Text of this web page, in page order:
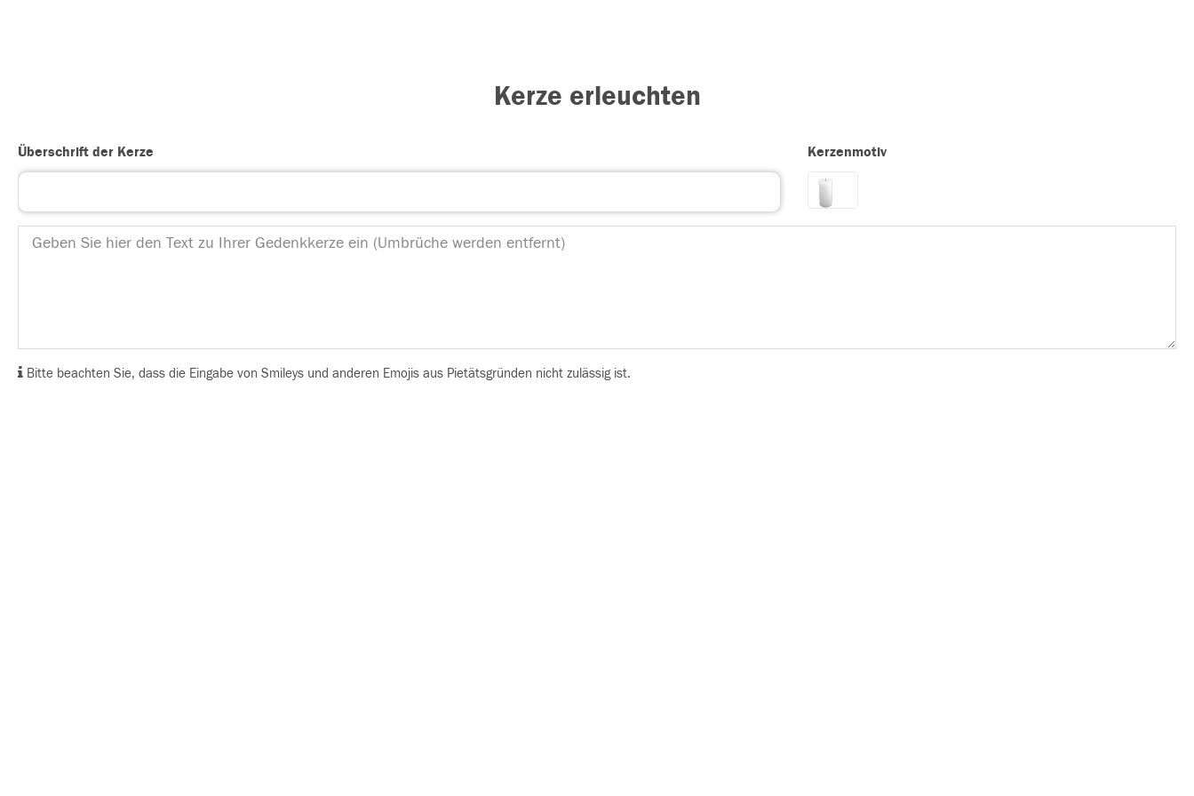
Kerze erleuchten
Überschrift der Kerze Kerzenmotiv
Bitte beachten Sie, dass die Eingabe von Smileys und anderen Emojis aus Pietätsgründen nicht zulässig ist.